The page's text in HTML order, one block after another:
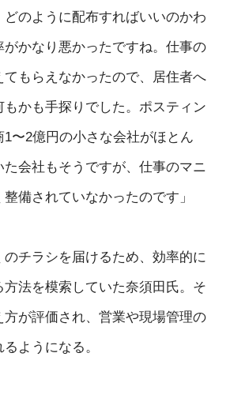
どのように配布すればいいのかわ
がかなり悪かったですね。仕事の
てもらえなかったので、居住者へ
もかも手探りでした。ポスティン
1〜2億円の小さな会社がほとん
た会社もそうですが、仕事のマニ
備されていなかったのです」
のチラシを届けるため、効率的に
方法を模索していた奈須田氏。そ
方が評価され、営業や現場管理の
ようになる。